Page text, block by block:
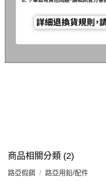
商品相關分類 (2)
路亞假餌 路亞用鉛/配件